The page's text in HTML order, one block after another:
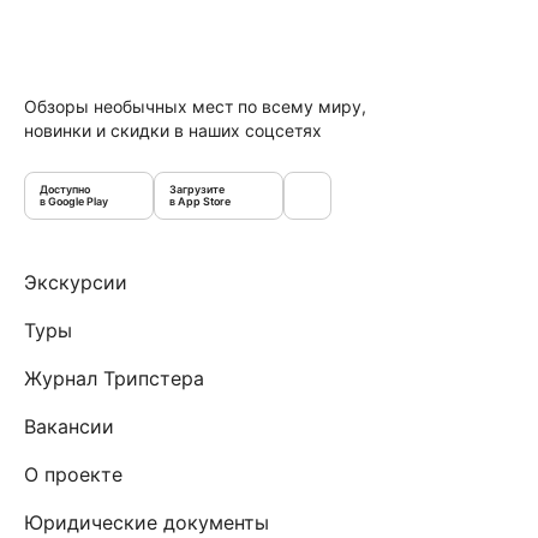
Обзоры необычных мест по всему миру,
новинки и скидки в наших соцсетях
Доступно
в Google Play
Загрузите
в App Store
Экскурсии
Туры
Журнал Трипстера
Вакансии
О проекте
Юридические документы